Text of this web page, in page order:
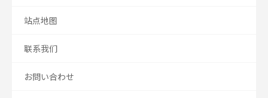
站点地图
联系我们
お問い合わせ